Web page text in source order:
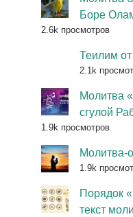
Боре
2.6k просмотров
Теилим
2.1k
Молитва
сгулой
1.9k просмотров
Молитва-
1.9k
Порядок
текст